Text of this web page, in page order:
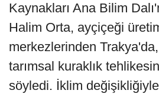
Kaynakları Ana Bilim
Halim Orta, ayçiçeği
merkezlerinden
tarımsal kuraklık
söyledi. İklim